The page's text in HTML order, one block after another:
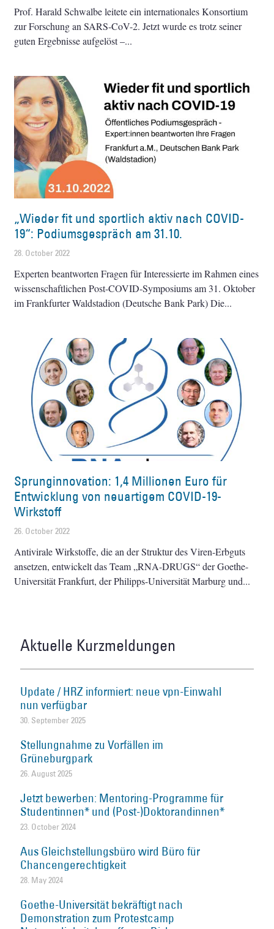
Prof. Harald Schwalbe leitete ein internationales Konsortium
zur Forschung an SARS-CoV-2. Jetzt wurde es trotz seiner
guten Ergebnisse aufgelöst –
„Wieder fit und sportlich aktiv nach COVID-
19“: Podiumsgespräch am 31.10.
28. October 2022
Experten beantworten Fragen für Interessierte im Rahmen eines
wissenschaftlichen Post-COVID-Symposiums am 31. Oktober
im Frankfurter Waldstadion (Deutsche Bank Park) Die
Sprunginnovation: 1,4 Millionen Euro für
Entwicklung von neuartigem COVID-19-
Wirkstoff
26. October 2022
Antivirale Wirkstoffe, die an der Struktur des Viren-Erbguts
ansetzen, entwickelt das Team „RNA-DRUGS“ der Goethe-
Universität Frankfurt, der Philipps-Universität Marburg und
Aktuelle Kurzmeldungen
Update / HRZ informiert: neue vpn-Einwahl
nun verfügbar
30. September 2025
Stellungnahme zu Vorfällen im
Grüneburgpark
26. August 2025
Jetzt bewerben: Mentoring-Programme für
Studentinnen* und (Post-)Doktorandinnen*
23. October 2024
Aus Gleichstellungsbüro wird Büro für
Chancengerechtigkeit
28. May 2024
Goethe-Universität bekräftigt nach
Demonstration zum Protestcamp